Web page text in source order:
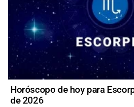
Horóscopo de hoy para
de 2026